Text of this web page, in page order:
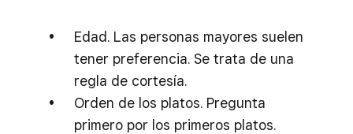
Edad. Las personas mayores suelen
tener preferencia. Se trata de una
regla de cortesía.
Orden de los platos. Pregunta
primero por los primeros platos.